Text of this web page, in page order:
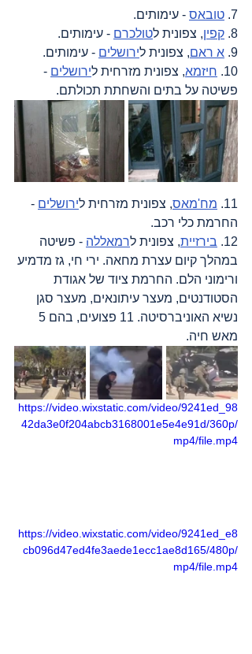
7. טובאס - עימותים.
8. קפין, צפונית לטולכרם - עימותים.
9. א ראם, צפונית לירושלים - עימותים.
10. חיזמא, צפונית מזרחית לירושלים -
פשיטה על בתים והשחתת תכולתם.
11. מח'מאס, צפונית מזרחית לירושלים -
החרמת כלי רכב.
12. בירזיית, צפונית לרמאללה - פשיטה
במהלך קיום עצרת מחאה. ירי חי, גז מדמיע
ורימוני הלם. החרמת ציוד של אגודת
הסטודנטים, מעצר עיתונאים, מעצר סגן
מאש חיה.
https://video.wixstatic.com/video/9241ed_98
42da3e0f204abcb3168001e5e4e91d/360p/
mp4/file.mp4
https://video.wixstatic.com/video/9241ed_e8
cb096d47ed4fe3aede1ecc1ae8d165/480p/
mp4/file.mp4